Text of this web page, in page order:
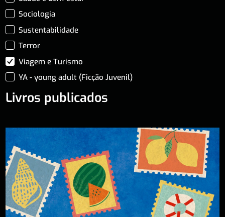
Sociologia
Sustentabilidade
Terror
Viagem e Turismo
YA - young adult (Ficção Juvenil)
Livros publicados